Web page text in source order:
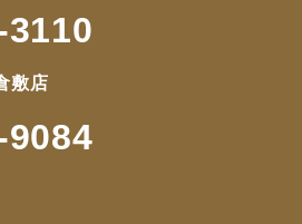
敷店
9084